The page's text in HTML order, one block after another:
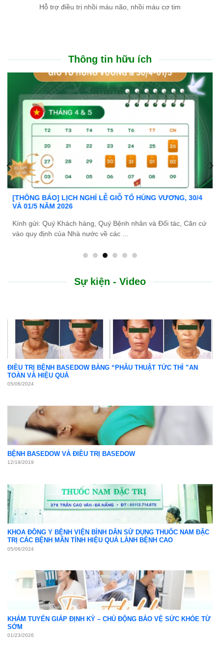
Hỗ trợ điều trị nhồi máu não, nhồi máu cơ tim
Thông tin hữu ích
Ưu đãi đặc biệt: Khám chữa bệnh áp dụng BHYT
do thiên tai lũ lụt, Bệnh viện Bình Dân ...
Sự kiện - Video
ĐIỀU TRỊ BỆNH BASEDOW BẰNG “PHẪU THUẬT TỨC THÌ ”AN
TOÀN VÀ HIỆU QUẢ
05/06/2024
BỆNH BASEDOW VÀ ĐIỀU TRỊ BASEDOW
12/19/2019
KHOA ĐÔNG Y BỆNH VIỆN BÌNH DÂN SỬ DỤNG THUỐC NAM ĐẶC
TRỊ CÁC BỆNH MÃN TÍNH HIỆU QUẢ LÀNH BỆNH CAO
05/06/2024
KHÁM TUYẾN GIÁP ĐỊNH KỲ – CHỦ ĐỘNG BẢO VỆ SỨC KHỎE TỪ
SỚM
01/23/2026